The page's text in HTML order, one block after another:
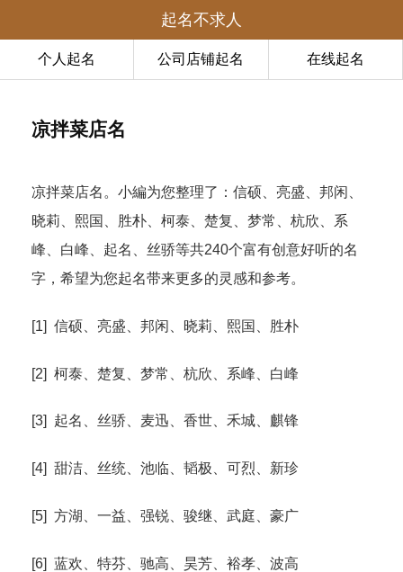
起名不求人
个人起名 公司店铺起名 在线起名
凉拌菜店名
凉拌菜店名。小編为您整理了：信硕、亮盛、邦闲、
晓莉、熙国、胜朴、柯泰、楚复、梦常、杭欣、系
峰、白峰、起名、丝骄等共240个富有创意好听的名
字，希望为您起名带来更多的灵感和参考。
[1] 信硕、亮盛、邦闲、晓莉、熙国、胜朴
[2] 柯泰、楚复、梦常、杭欣、系峰、白峰
[3] 起名、丝骄、麦迅、香世、禾城、麒锋
[4] 甜洁、丝统、池临、韬极、可烈、新珍
[5] 方湖、一益、强锐、骏继、武庭、豪广
[6] 蓝欢、特芬、驰高、昊芳、裕孝、波高